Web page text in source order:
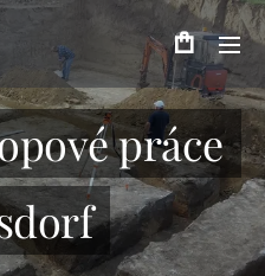
práce